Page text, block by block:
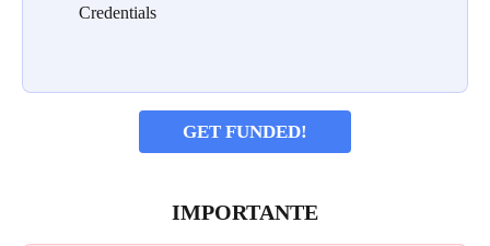
Credentials
GET FUNDED!
IMPORTANTE